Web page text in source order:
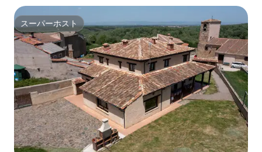
スーパーホスト
スーパーホスト